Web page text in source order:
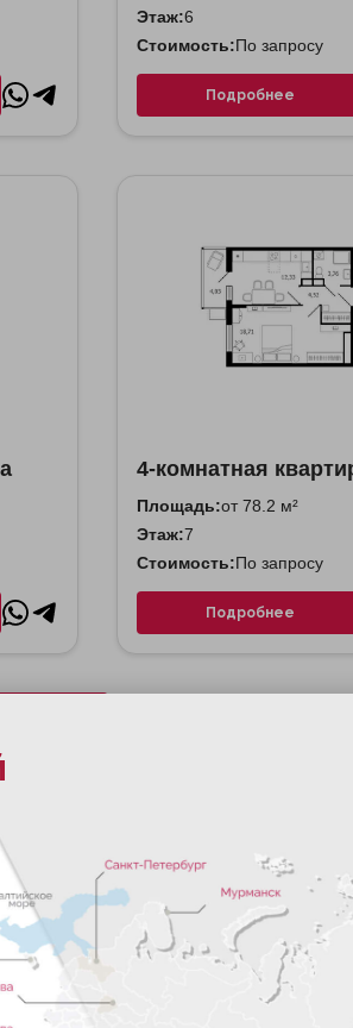
Этаж:6
Стоимость:По запросу
Подробнее
4-комнатная
Площадь:от 78.2 м²
Этаж:7
Стоимость:По запросу
Подробнее
в Замоскворечье. В проекте 74
круг соседей.
застройки, в нескольких
деловую активность центра и